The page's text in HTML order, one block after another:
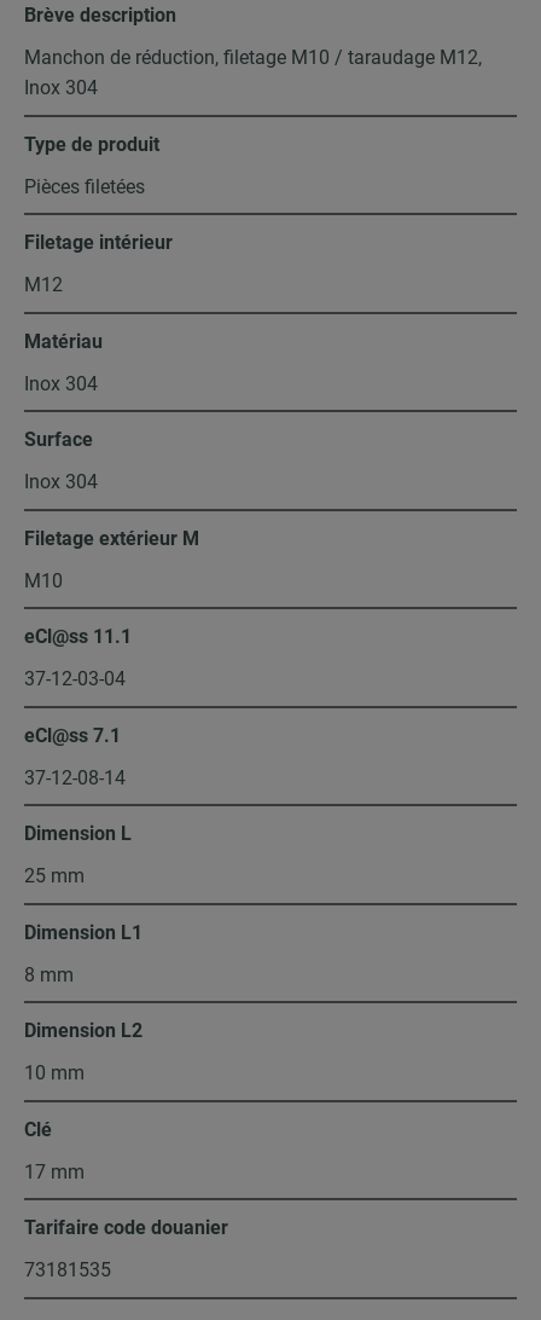
Brève description
Manchon de réduction, filetage M10 / taraudage M12,
Inox 304
Type de produit
Pièces filetées
Filetage intérieur
M12
Matériau
Inox 304
Surface
Inox 304
Filetage extérieur M
M10
eCl@ss 11.1
37-12-03-04
eCl@ss 7.1
37-12-08-14
Dimension L
25 mm
Dimension L1
8 mm
Dimension L2
10 mm
Clé
17 mm
Tarifaire code douanier
73181535